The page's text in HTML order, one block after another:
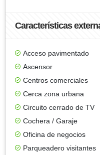
Características
Acceso pavimentado
Ascensor
Centros comerciales
Cerca zona urbana
Circuito cerrado de TV
Cochera / Garaje
Oficina de negocios
Parqueadero visitantes